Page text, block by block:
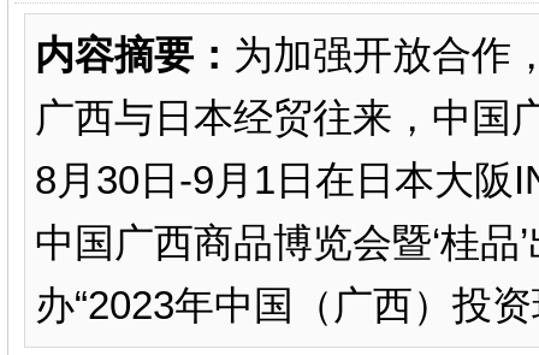
内容摘要： 为加强开放合作
广西与日本经贸往来，中国
8月30日-9月1日在日本大阪
中国广西商品博览会暨‘桂品
办“2023年中国（广西）投